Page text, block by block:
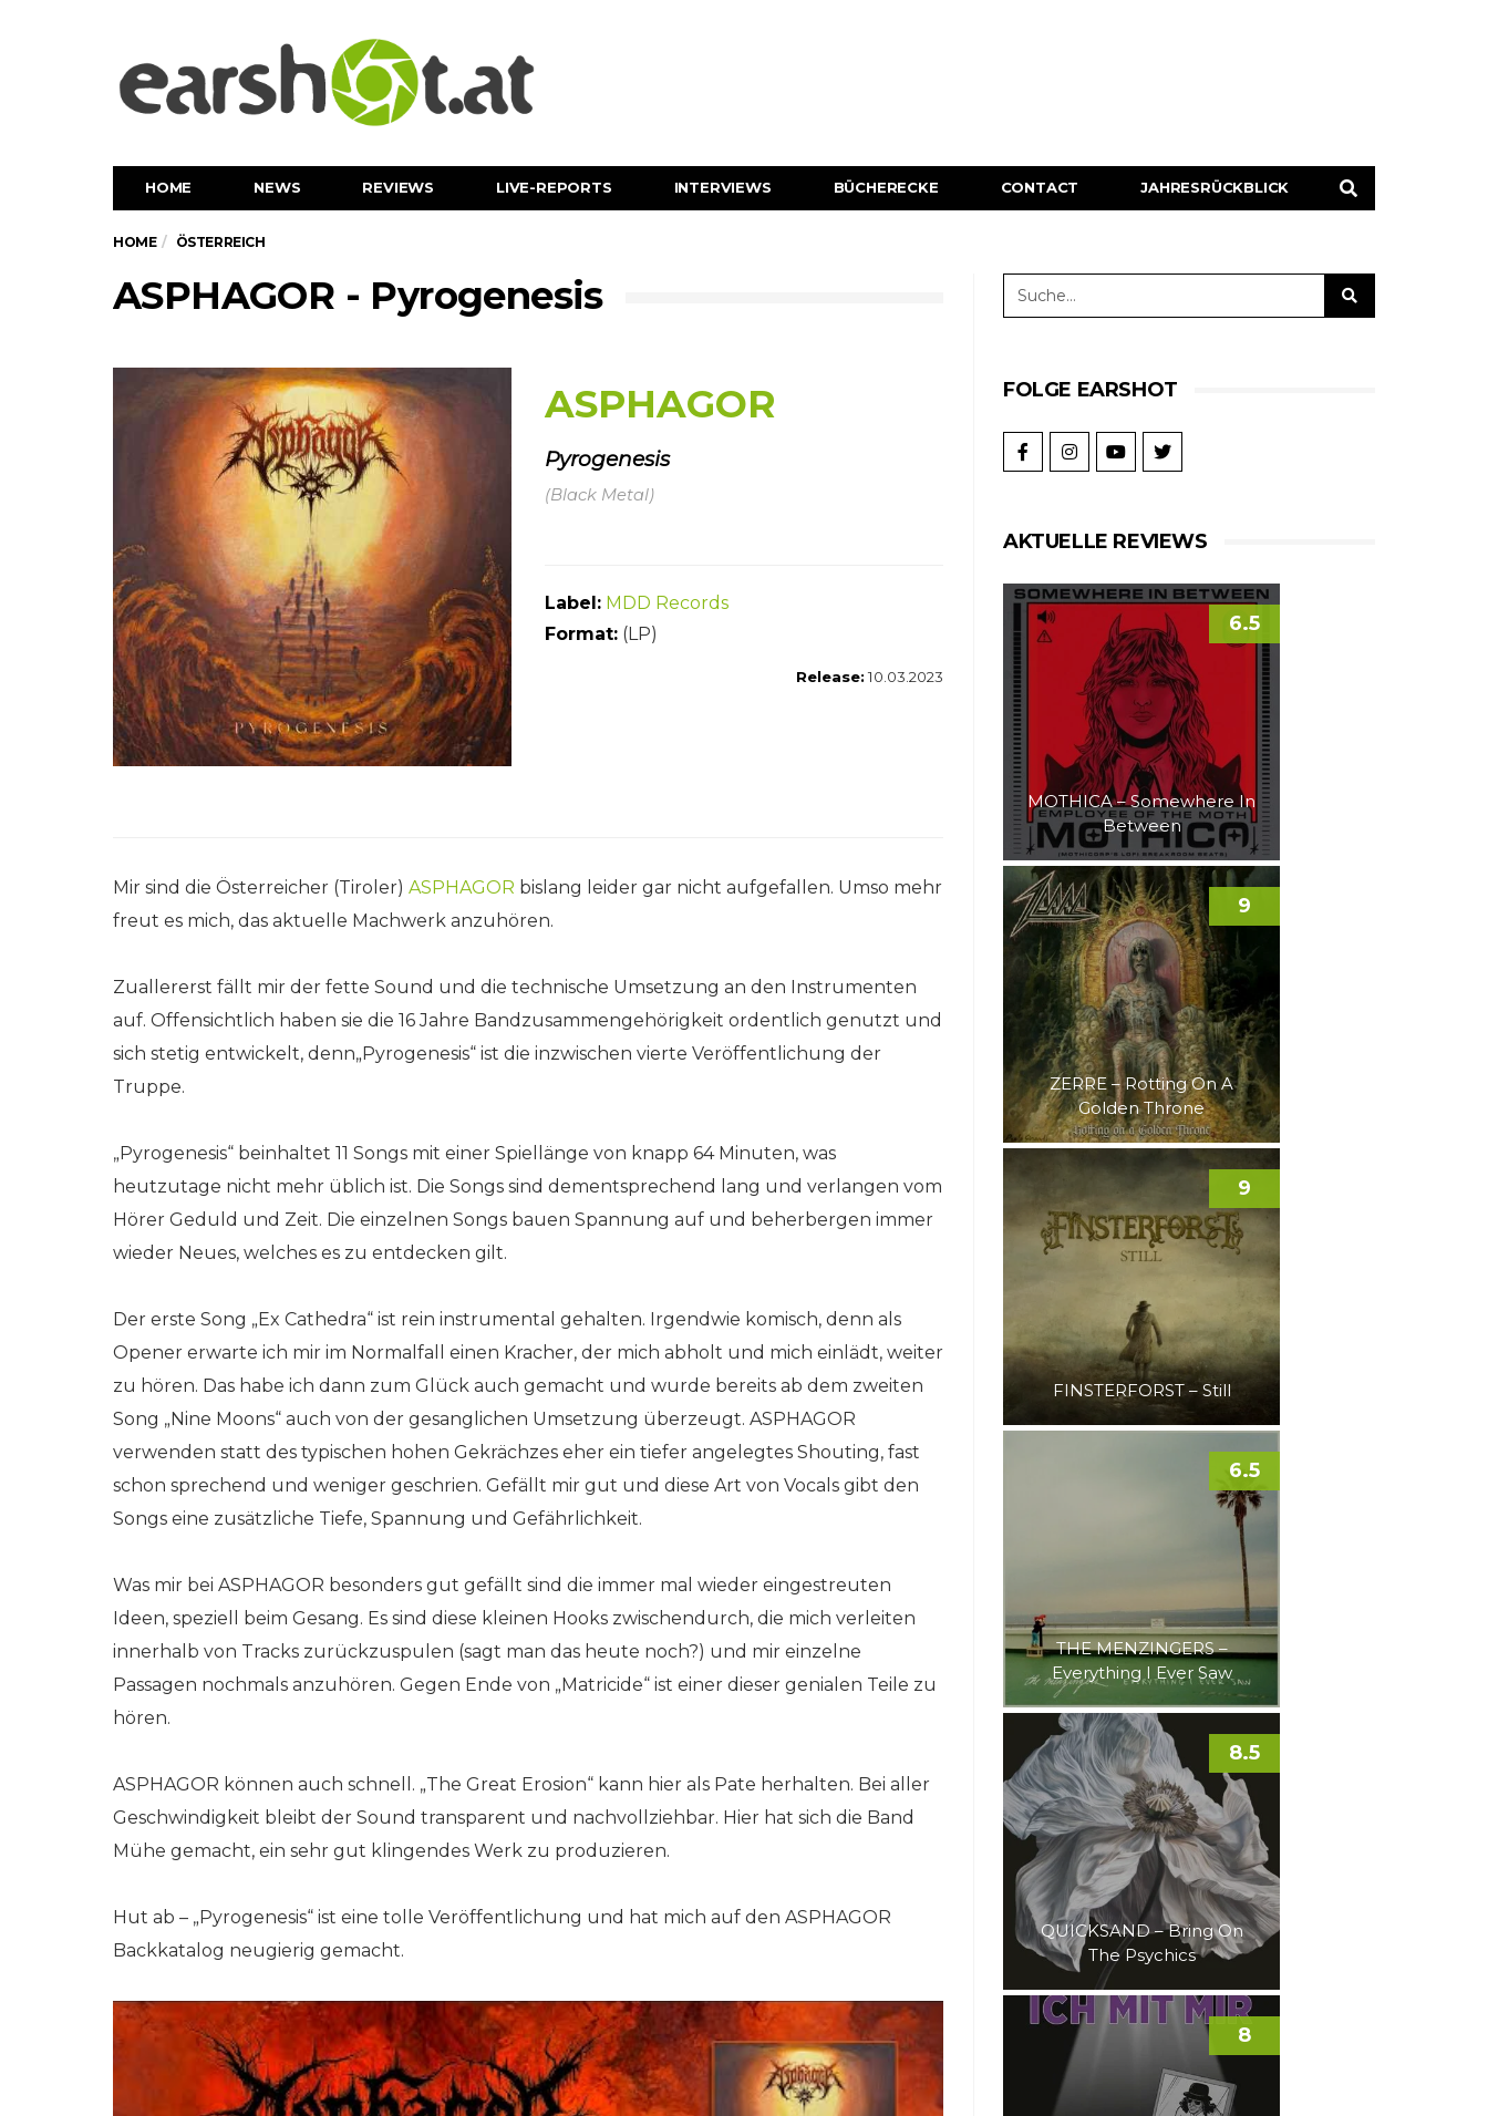
HOME NEWS REVIEWS LIVE-REPORTS INTERVIEWS BÜCHERECKE CONTACT JAHRESRÜCKBLICK
HOME ÖSTERREICH
ASPHAGOR - Pyrogenesis
ASPHAGOR
Pyrogenesis
(Black Metal)
Label: MDD Records
Format: (LP)
Release:10.03.2023
Mir sind die Österreicher (Tiroler) ASPHAGOR bislang leider gar nicht aufgefallen. Umso mehr
freut es mich, das aktuelle Machwerk anzuhören.
Zuallererst fällt mir der fette Sound und die technische Umsetzung an den Instrumenten
auf. Offensichtlich haben sie die 16 Jahre Bandzusammengehörigkeit ordentlich genutzt und
sich stetig entwickelt, denn„Pyrogenesis“ ist die inzwischen vierte Veröffentlichung der
Truppe.
„Pyrogenesis“ beinhaltet 11 Songs mit einer Spiellänge von knapp 64 Minuten, was
heutzutage nicht mehr üblich ist. Die Songs sind dementsprechend lang und verlangen vom
Hörer Geduld und Zeit. Die einzelnen Songs bauen Spannung auf und beherbergen immer
wieder Neues, welches es zu entdecken gilt.
Der erste Song „Ex Cathedra“ ist rein instrumental gehalten. Irgendwie komisch, denn als
Opener erwarte ich mir im Normalfall einen Kracher, der mich abholt und mich einlädt, weiter
zu hören. Das habe ich dann zum Glück auch gemacht und wurde bereits ab dem zweiten
Song „Nine Moons“ auch von der gesanglichen Umsetzung überzeugt. ASPHAGOR
verwenden statt des typischen hohen Gekrächzes eher ein tiefer angelegtes Shouting, fast
schon sprechend und weniger geschrien. Gefällt mir gut und diese Art von Vocals gibt den
Songs eine zusätzliche Tiefe, Spannung und Gefährlichkeit.
Was mir bei ASPHAGOR besonders gut gefällt sind die immer mal wieder eingestreuten
Ideen, speziell beim Gesang. Es sind diese kleinen Hooks zwischendurch, die mich verleiten
innerhalb von Tracks zurückzuspulen (sagt man das heute noch?) und mir einzelne
Passagen nochmals anzuhören. Gegen Ende von „Matricide“ ist einer dieser genialen Teile zu
hören.
ASPHAGOR können auch schnell. „The Great Erosion“ kann hier als Pate herhalten. Bei aller
Geschwindigkeit bleibt der Sound transparent und nachvollziehbar. Hier hat sich die Band
Mühe gemacht, ein sehr gut klingendes Werk zu produzieren.
Hut ab – „Pyrogenesis“ ist eine tolle Veröffentlichung und hat mich auf den ASPHAGOR
Backkatalog neugierig gemacht.
FOLGE EARSHOT
AKTUELLE REVIEWS
MOTHICA – Somewhere In
Between
6.5
ZERRE – Rotting On A
Golden Throne
9
FINSTERFORST – Still
9
THE MENZINGERS –
Everything I Ever Saw
6.5
QUICKSAND – Bring On
The Psychics
8.5
8